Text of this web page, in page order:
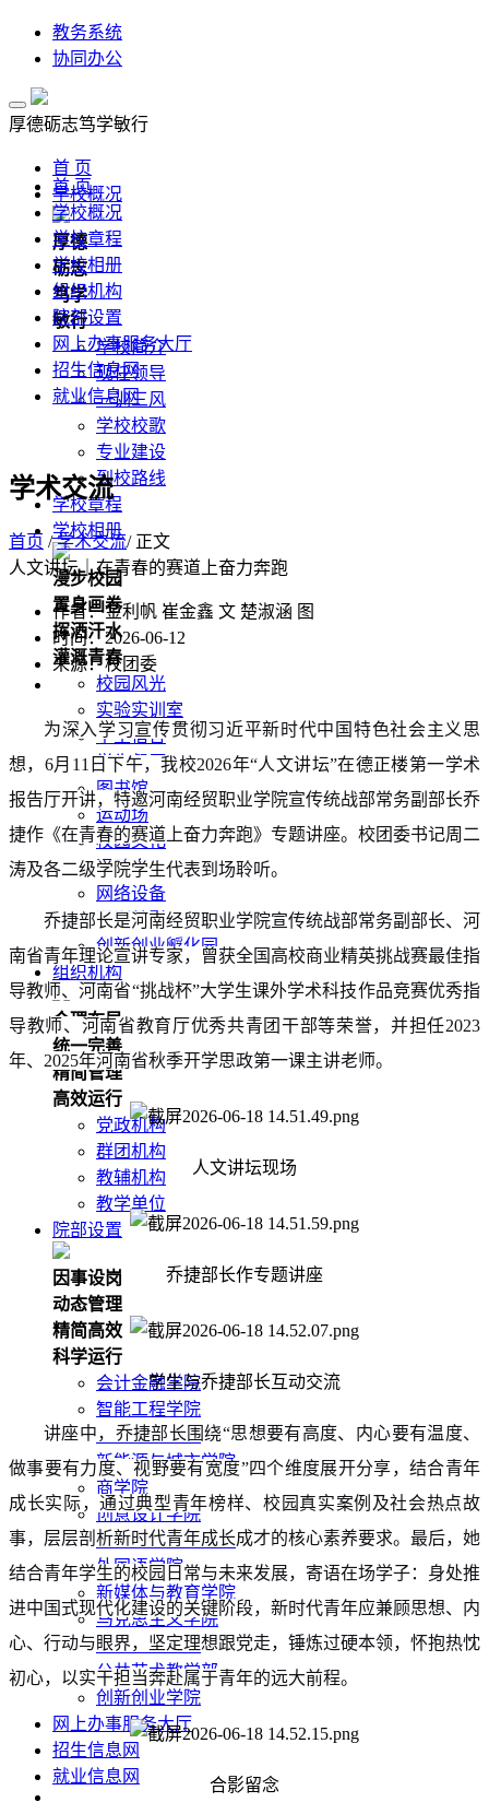
教务系统
协同办公
厚德砺志笃学敏行
首 页
学校概况
厚德
砺志
笃学
敏行
学校简介
现任领导
一训三风
学校校歌
专业建设
到校路线
学校章程
学校相册
漫步校园
置身画卷
挥洒汗水
灌溉青春
校园风光
实验实训室
学生宿舍
学生餐厅
图书馆
运动场
校园文化
运动会
网络设备
军训剪影
创新创业孵化园
组织机构
合理布局
统一完善
精简管理
高效运行
党政机构
群团机构
教辅机构
教学单位
院部设置
因事设岗
动态管理
精简高效
科学运行
会计金融学院
智能工程学院
信息工程学院
新能源与城市学院
商学院
创意设计学院
统计与大数据学院
外国语学院
新媒体与教育学院
马克思主义学院
体育健康学院
公共艺术教学部
创新创业学院
网上办事服务大厅
招生信息网
就业信息网
首 页
学校概况
学校章程
学校相册
组织机构
院部设置
网上办事服务大厅
招生信息网
就业信息网
学术交流
首页 /学术交流/ 正文
人文讲坛｜在青春的赛道上奋力奔跑
作者：金利帆 崔金鑫 文 楚淑涵 图
时间：2026-06-12
来源：校团委
为深入学习宣传贯彻习近平新时代中国特色社会主义思
想，6月11日下午，我校2026年“人文讲坛”在德正楼第一学术
报告厅开讲，特邀河南经贸职业学院宣传统战部常务副部长乔
捷作《在青春的赛道上奋力奔跑》专题讲座。校团委书记周二
涛及各二级学院学生代表到场聆听。
乔捷部长是河南经贸职业学院宣传统战部常务副部长、河
南省青年理论宣讲专家，曾获全国高校商业精英挑战赛最佳指
导教师、河南省“挑战杯”大学生课外学术科技作品竞赛优秀指
导教师、河南省教育厅优秀共青团干部等荣誉，并担任2023
年、2025年河南省秋季开学思政第一课主讲老师。
人文讲坛现场
乔捷部长作专题讲座
学生与乔捷部长互动交流
讲座中，乔捷部长围绕“思想要有高度、内心要有温度、
做事要有力度、视野要有宽度”四个维度展开分享，结合青年
成长实际，通过典型青年榜样、校园真实案例及社会热点故
事，层层剖析新时代青年成长成才的核心素养要求。最后，她
结合青年学生的校园日常与未来发展，寄语在场学子：身处推
进中国式现代化建设的关键阶段，新时代青年应兼顾思想、内
心、行动与眼界，坚定理想跟党走，锤炼过硬本领，怀抱热忱
初心，以实干担当奔赴属于青年的远大前程。
合影留念